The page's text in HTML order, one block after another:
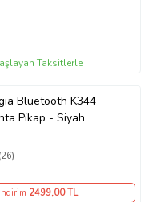
Taksitlerle
Bluetooth K344
Pikap - Siyah
(26)
2499,00 TL